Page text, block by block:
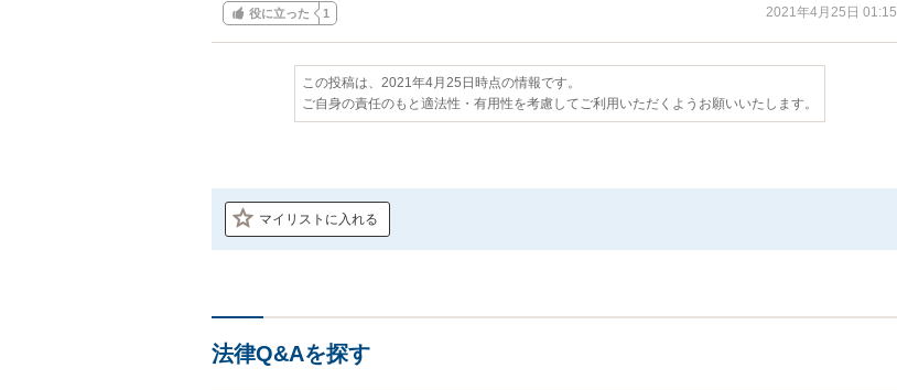
役に立った 1 2021年4月25日 01:15
この投稿は、2021年4月25日時点の情報です。
ご自身の責任のもと適法性・有用性を考慮してご利用いただくようお願いいたします。
マイリストに入れる
法律Q&Aを探す